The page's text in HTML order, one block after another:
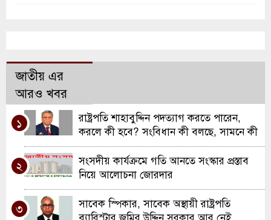
জাতীয় এর
আরও খবর
১
রাষ্ট্রপতি শাহাবুদ্দিন পদত্যাগ করতে পারেন,
করলে কী হবে? সংবিধান কী বলছে, সামনে কী
প্রক্রিয়া
২
সংসদীয় কার্যক্রমে গতি আনতে সংস্কার প্রস্তাব
নিয়ে আলোচনা জোরদার
৩
সাবেক স্পিকার, সাবেক অস্থায়ী রাষ্ট্রপতি
ব্যারিস্টার জমির উদ্দিন সরকার আর নেই